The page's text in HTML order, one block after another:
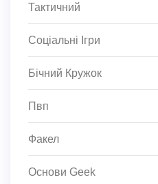
Тактичний
Соціальні Ігри
Бічний Кружок
Пвп
Факел
Основи Geek